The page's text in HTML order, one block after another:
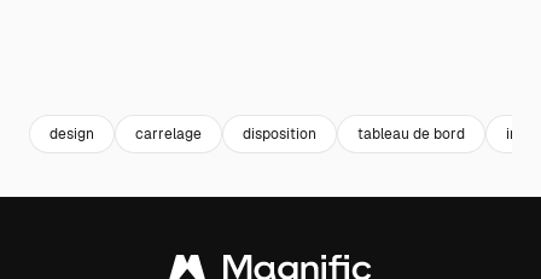
design carrelage disposition tableau de bord